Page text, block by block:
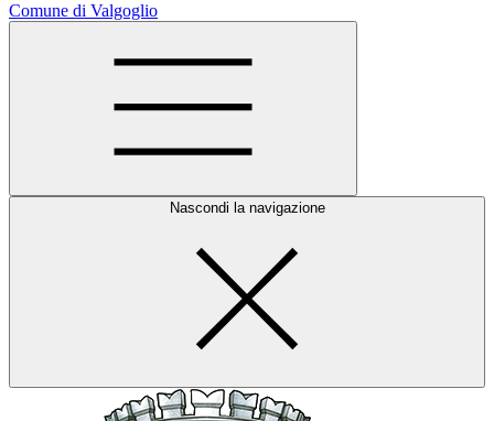
Comune di Valgoglio
Nascondi la navigazione